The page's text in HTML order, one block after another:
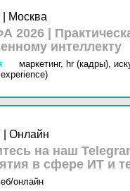
| Москва
2026 |
интеллекту
маркетинг, hr (кадры),
| Онлайн
на наш
в сфере ИТ и
онлайн